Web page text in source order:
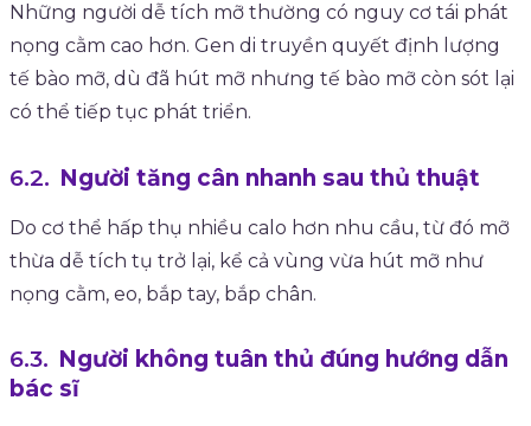
Những người dễ tích mỡ thường có nguy cơ tái phát
nọng cằm cao hơn. Gen di truyền quyết định lượng
tế bào mỡ, dù đã hút mỡ nhưng tế bào mỡ còn sót lại
có thể tiếp tục phát triển.
Người tăng cân nhanh sau thủ thuật
Do cơ thể hấp thụ nhiều calo hơn nhu cầu, từ đó mỡ
thừa dễ tích tụ trở lại, kể cả vùng vừa hút mỡ như
nọng cằm, eo, bắp tay, bắp chân.
Người không tuân thủ đúng hướng dẫn
bác sĩ